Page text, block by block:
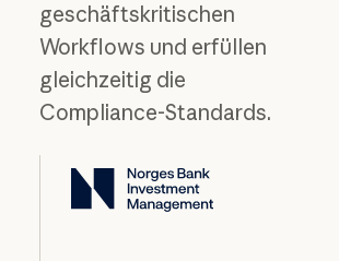
geschäftskritischen
Workflows und erfüllen
gleichzeitig die
Compliance-Standards.